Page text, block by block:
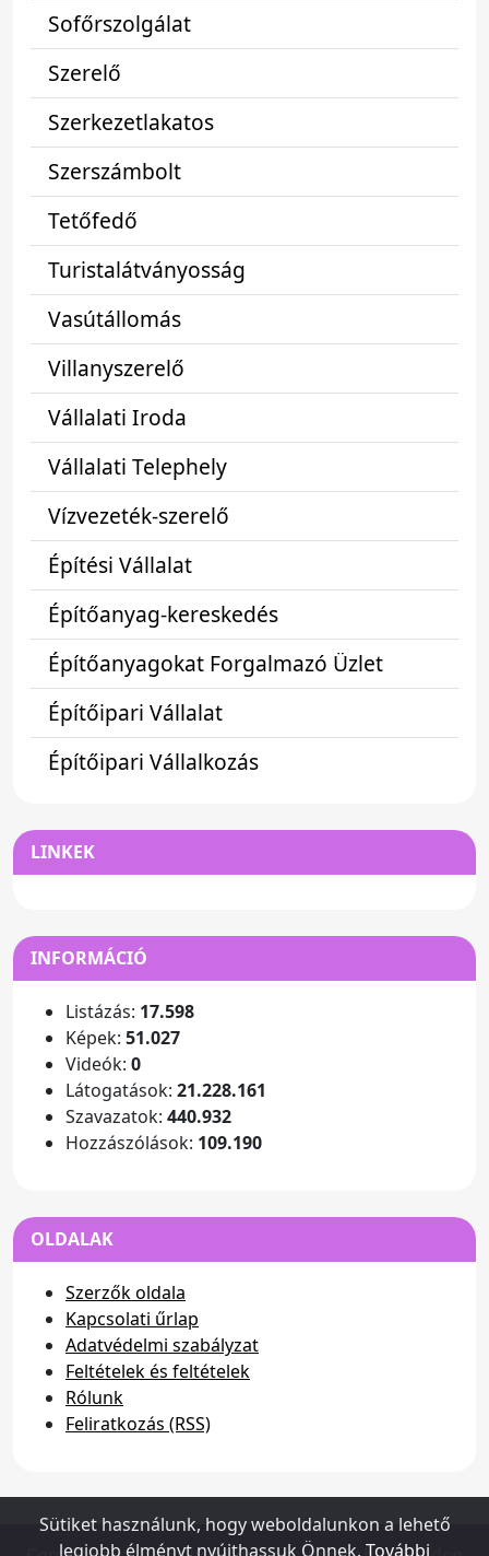
Sofőrszolgálat
Szerelő
Szerkezetlakatos
Szerszámbolt
Tetőfedő
Turistalátványosság
Vasútállomás
Villanyszerelő
Vállalati Iroda
Vállalati Telephely
Vízvezeték-szerelő
Építési Vállalat
Építőanyag-kereskedés
Építőanyagokat Forgalmazó Üzlet
Építőipari Vállalat
Építőipari Vállalkozás
LINKEK
INFORMÁCIÓ
Listázás: 17.598
Képek: 51.027
Videók: 0
Látogatások: 21.228.161
Szavazatok: 440.932
Hozzászólások: 109.190
OLDALAK
Szerzők oldala
Kapcsolati űrlap
Adatvédelmi szabályzat
Feltételek és feltételek
Rólunk
Feliratkozás (RSS)
Sütiket használunk, hogy weboldalunkon a lehető
legjobb élményt nyújthassuk Önnek. További